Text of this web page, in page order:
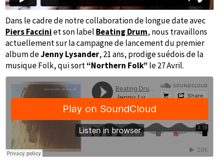
Dans le cadre de notre collaboration de longue date avec
Piers Facciniet son label Beating Drum, nous travaillons
actuellement sur la campagne de lancement du premier
album deJenny Lysander, 21 ans, prodige suédois de la
musique Folk, qui sort“Northern Folk” le 27 Avril.